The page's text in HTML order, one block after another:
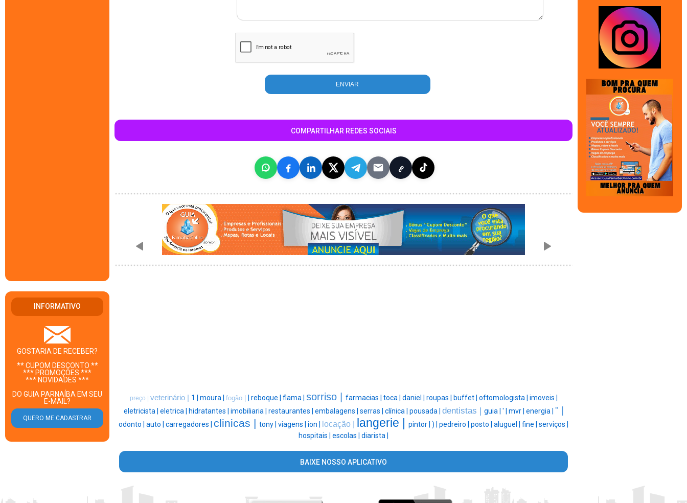
INFORMATIVO
GOSTARIA DE RECEBER?
** CUPOM DESCONTO **
*** PROMOÇÕES ***
*** NOVIDADES ***
DO GUIA PARNAÍBA EM SEU
E-MAIL?
COMPARTILHAR REDES SOCIAIS
preço | veterinário | 1 | moura | fogão | reboque | flama | sorriso | farmacias | toca | daniel | roupas | buffet | oftomologista | imoveis |
eletricista | eletrica | hidratantes | imobiliaria | restaurantes | embalagens | serras | clínica | pousada | dentistas | guia | ' | mvr | energia | " |
odonto | auto | carregadores | clinicas | tony | viagens | ion | locação | langerie | pintor | ) | pedreiro | posto | aluguel | fine | serviços |
hospitais | escolas | diarista |
BAIXE NOSSO APLICATIVO